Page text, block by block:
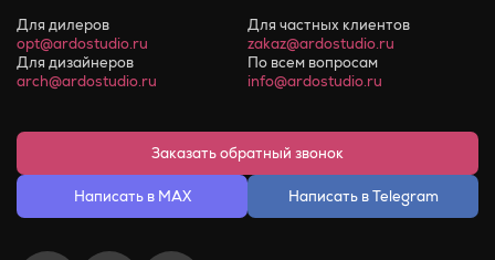
Для дилеров
opt@ardostudio.ru
Для частных клиентов
zakaz@ardostudio.ru
Для дизайнеров
arch@ardostudio.ru
По всем вопросам
info@ardostudio.ru
Заказать обратный звонок
Написать в MAX Написать в Telegram